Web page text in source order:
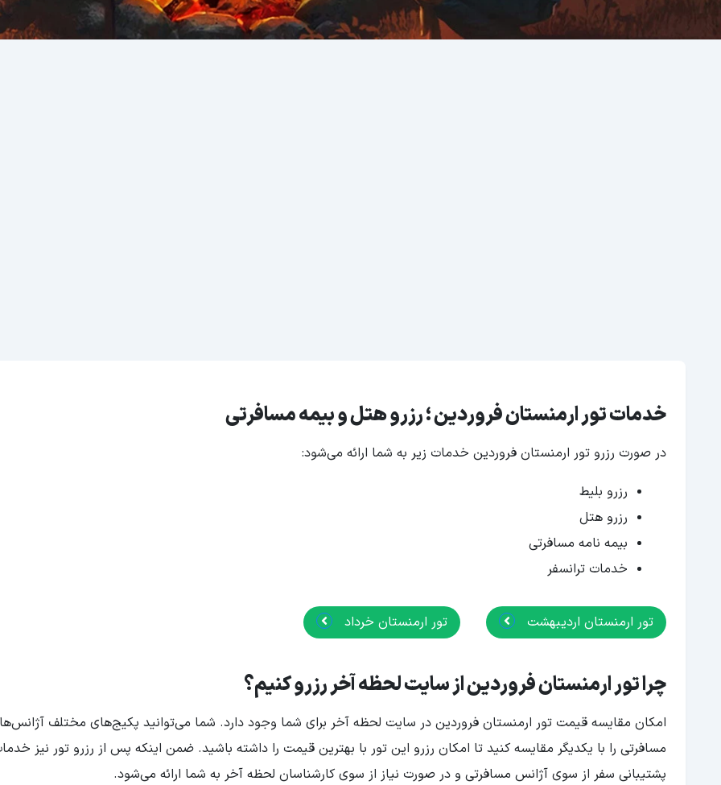
خدمات تور ارمنستان فروردین ؛ رزرو هتل و بیمه مسافرتی
در صورت رزرو تور ارمنستان فروردین خدمات زیر به شما ارائه می‌شود:
رزرو بلیط
رزرو هتل
بیمه نامه مسافرتی
خدمات ترانسفر
تور ارمنستان اردیبهشت تور ارمنستان خرداد
چرا تور ارمنستان فروردین از سایت لحظه آخر رزرو کنیم؟
امکان مقایسه قیمت تور ارمنستان فروردین در سایت لحظه آخر برای شما وجود دارد. شما می‌توانید پکیج‌های مختلف
مسافرتی را با یکدیگر مقایسه کنید تا امکان رزرو این تور با بهترین قیمت را داشته باشید. ضمن اینکه پس از رزرو تور نیز
پشتیبانی سفر از سوی آژانس مسافرتی و در صورت نیاز از سوی کارشناسان لحظه آخر به شما ارائه می‌شود.